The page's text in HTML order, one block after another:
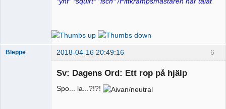
6
Bleppe 2018-04-16 20:49:16
Sv: Dagens Ord: Ett rop på hjälp
Spo... la...?!?!